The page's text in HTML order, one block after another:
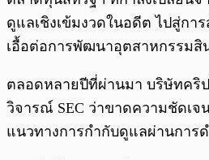
ดูแลเชิงเข้มงวดในอดีต ไปสู่กา
เอื้อต่อการพัฒนาอุตสาหกรรมสิ
ตลอดหลายปีที่ผ่านมา บริษัทคริ
วิจารณ์ SEC ว่าขาดความชัดเจ
แนวทางการกำกับดูแลผ่านการ